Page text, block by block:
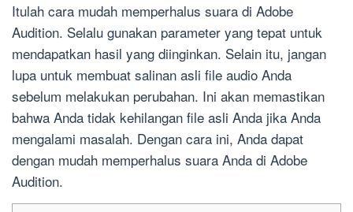
Itulah cara mudah memperhalus suara di Adobe
Audition. Selalu gunakan parameter yang tepat untuk
mendapatkan hasil yang diinginkan. Selain itu, jangan
lupa untuk membuat salinan asli file audio Anda
sebelum melakukan perubahan. Ini akan memastikan
bahwa Anda tidak kehilangan file asli Anda jika Anda
mengalami masalah. Dengan cara ini, Anda dapat
dengan mudah memperhalus suara Anda di Adobe
Audition.